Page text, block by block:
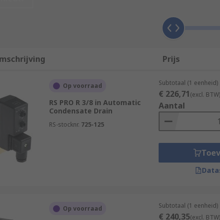
systems, for example in factories. They work in
Excess lubricant, metal particles, rust and scale can
system to help stop condensation collecting. They
which can be used to release the condensate. This is
drains, use a float which rises when the water level
Prijs
Op voorraad
RS PRO R 3/8 in Automatic
Condensate Drain
RS-stocknr. 725-125
Subtotaal (1 eenheid)
€ 226,71(excl. BTW)
Aantal
Op voorraad Subtotaal (1 eenheid)
€ 240,35(excl. BTW)